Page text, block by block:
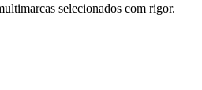
selecionados com rigor.